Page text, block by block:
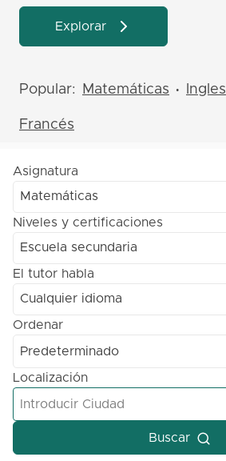
Explorar
Popular: Matemáticas • Ingles
Francés
Asignatura
Matemáticas
Niveles y certificaciones
Escuela secundaria
El tutor habla
Cualquier idioma
Ordenar
Predeterminado
Localización
Buscar